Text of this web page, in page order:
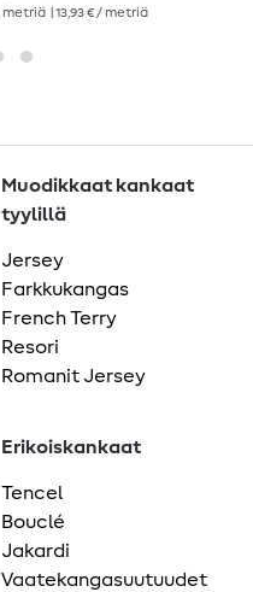
metriä | 13,93 € / metriä
Muodikkaat kankaat
tyylillä
Jersey
Farkkukangas
French Terry
Resori
Romanit Jersey
Erikoiskankaat
Tencel
Bouclé
Jakardi
Vaatekangasuutuudet